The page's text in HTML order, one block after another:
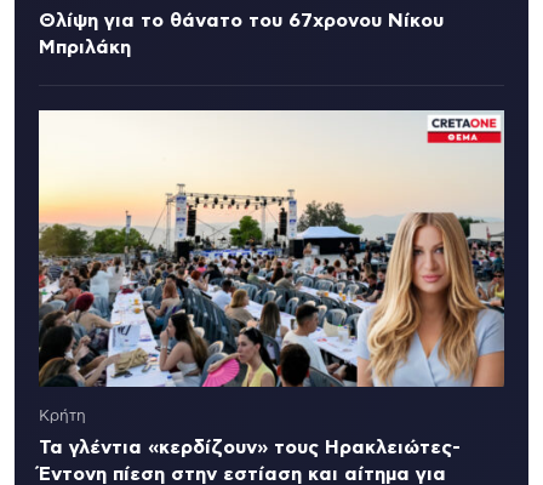
Θλίψη για το θάνατο του 67χρονου Νίκου
Μπριλάκη
Κρήτη
Τα γλέντια «κερδίζουν» τους Ηρακλειώτες-
Έντονη πίεση στην εστίαση και αίτημα για